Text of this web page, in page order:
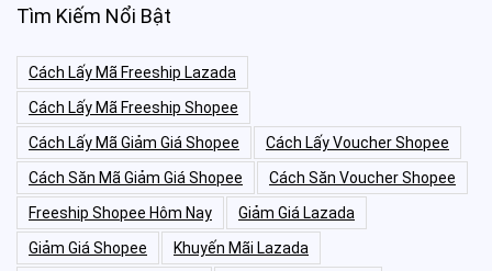
Tìm Kiếm Nổi Bật
Cách Lấy Mã Freeship Lazada
Cách Lấy Mã Freeship Shopee
Cách Lấy Mã Giảm Giá Shopee
Cách Lấy Voucher Shopee
Cách Săn Mã Giảm Giá Shopee
Cách Săn Voucher Shopee
Freeship Shopee Hôm Nay
Giảm Giá Lazada
Giảm Giá Shopee
Khuyến Mãi Lazada